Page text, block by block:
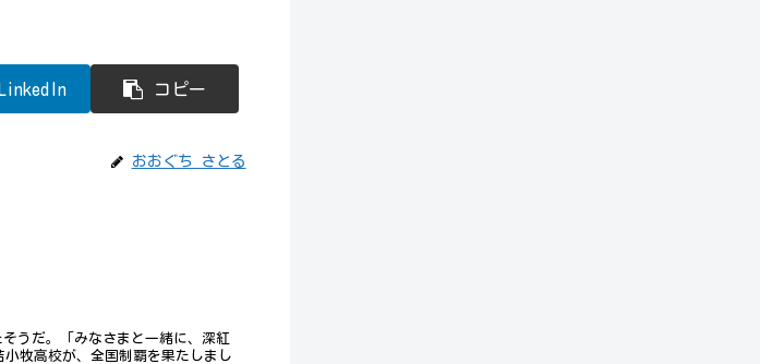
LinkedIn コピー
おおぐち さとる
うだ。「みなさまと一緒に、深紅
牧高校が、全国制覇を果たしまし